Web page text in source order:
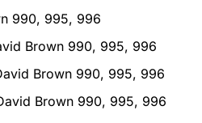
990, 995, 996
Brown 990, 995, 996
Brown 990, 995, 996
Brown 990, 995, 996